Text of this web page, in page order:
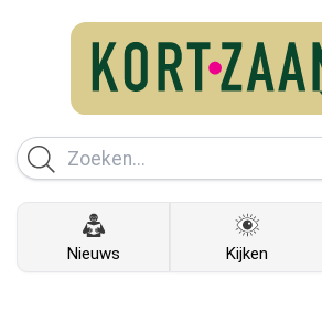
Nieuws Kijken